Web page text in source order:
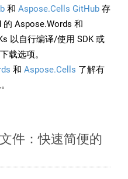
和 Aspose.Cells GitHub 存
Aspose.Words 和
以自行编译/使用 SDK 或
载选项。
和 Aspose.Cells 了解有
件：快速简便的